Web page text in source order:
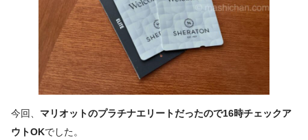
今回、 マリオットのプラチナエリートだったので16時チェックア
ウトOKでした。